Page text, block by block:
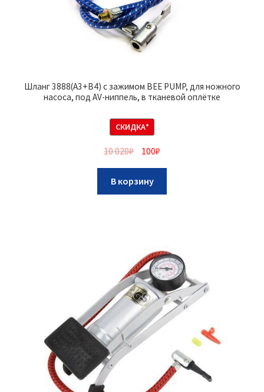
Шланг 3888(A3+B4) с зажимом BEE PUMP, для ножного
насоса, под AV-ниппель, в тканевой оплётке
СКИДКА*
10 020₽ 100₽
В корзину